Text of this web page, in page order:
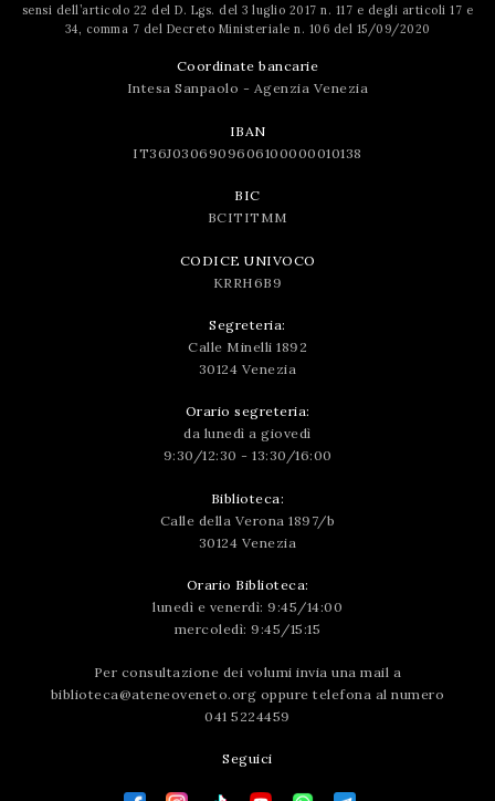
sensi dell’articolo 22 del D. Lgs. del 3 luglio 2017 n. 117 e degli articoli 17 e
34, comma 7 del Decreto Ministeriale n. 106 del 15/09/2020
Coordinate bancarie
Intesa Sanpaolo - Agenzia Venezia
IBAN
IT36J0306909606100000010138
BIC
BCITITMM
CODICE UNIVOCO
KRRH6B9
Segreteria:
Calle Minelli 1892
30124 Venezia
Orario segreteria:
da lunedì a giovedì
9:30/12:30 - 13:30/16:00
Biblioteca:
Calle della Verona 1897/b
30124 Venezia
Orario Biblioteca:
lunedì e venerdì: 9:45/14:00
mercoledì: 9:45/15:15
Per consultazione dei volumi invia una mail a
biblioteca@ateneoveneto.org oppure telefona al numero
041 5224459
Seguici